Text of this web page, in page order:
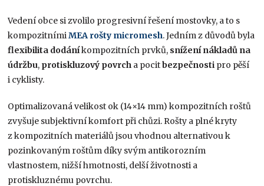
Vedení obce si zvolilo progresivní řešení mostovky, a to s
kompozitnímiMEA rošty micromesh. Jedním z důvodů byla
flexibilita dodáníkompozitních prvků, snížení nákladů na
údržbu, protiskluzový povrch a pocitbezpečnosti pro pěší
i cyklisty.
Optimalizovaná velikost ok (14×14 mm) kompozitních roštů
zvyšuje subjektivní komfort při chůzi. Rošty a plné kryty
z kompozitních materiálů jsou vhodnou alternativou k
pozinkovaným roštům díky svým antikorozním
vlastnostem, nižší hmotnosti, delší životnosti a
protiskluznému povrchu.